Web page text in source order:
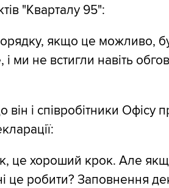
"Кварталу 95":
якщо це можливо,
ми не встигли навіть
він і співробітники Офісу
це хороший крок. Але
це робити? Заповнення